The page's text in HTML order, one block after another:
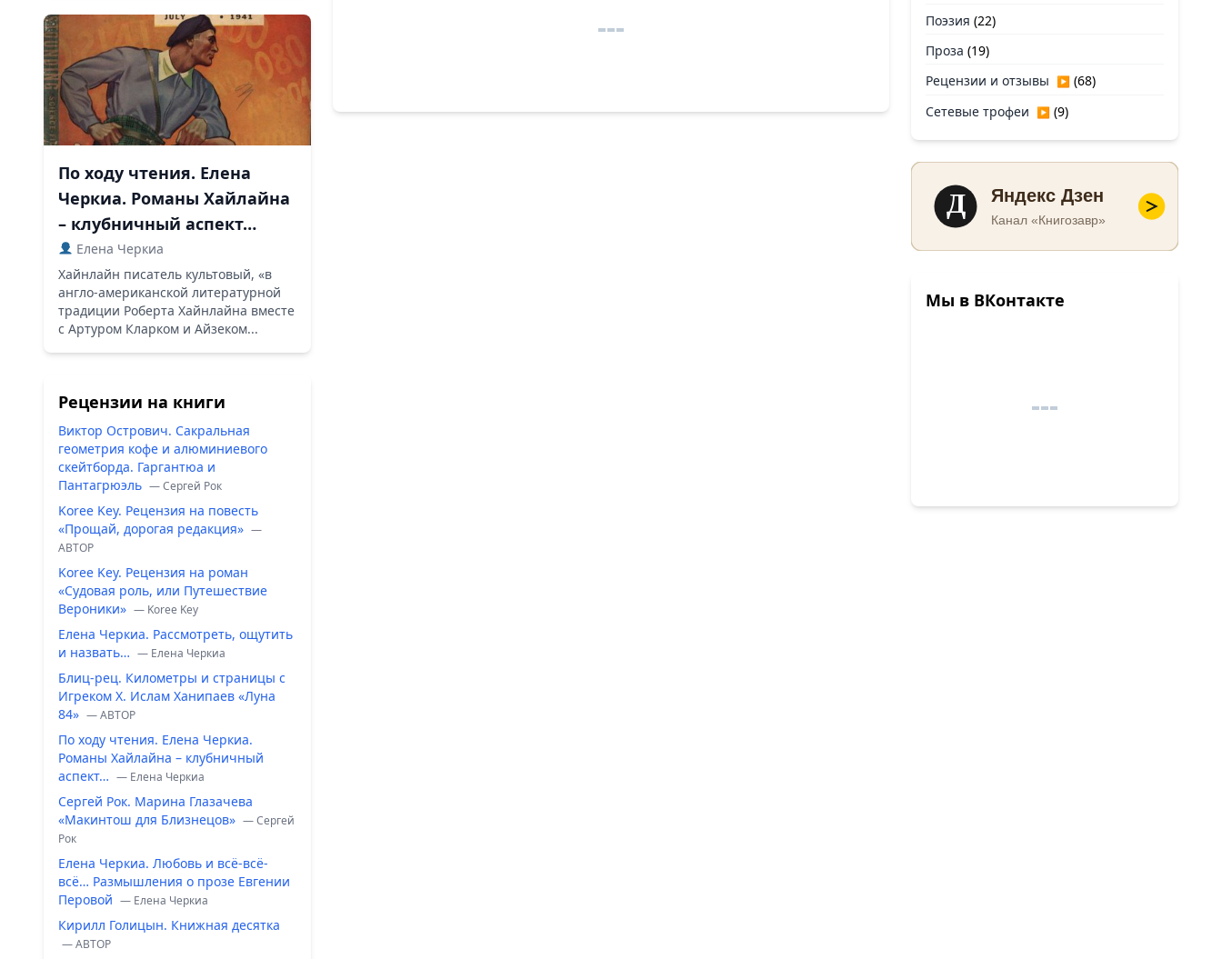
По ходу чтения. Елена
Черкиа. Романы Хайлайна
– клубничный аспект…
Елена Черкиа
Хайнлайн писатель культовый, «в
англо-американской литературной
традиции Роберта Хайнлайна вместе
с Артуром Кларком и Айзеком...
Рецензии на книги
Виктор Острович. Сакральная
геометрия кофе и алюминиевого
скейтборда. Гаргантюа и
Пантагрюэль — Сергей Рок
Koree Key. Рецензия на повесть
«Прощай, дорогая редакция» —
ABTOP
Koree Key. Рецензия на роман
«Судовая роль, или Путешествие
Вероники» — Koree Key
Елена Черкиа. Рассмотреть, ощутить
и назвать… — Елена Черкиа
Блиц-рец. Километры и страницы с
Игреком Х. Ислам Ханипаев «Луна
84» — ABTOP
По ходу чтения. Елена Черкиа.
Романы Хайлайна – клубничный
аспект… — Елена Черкиа
Сергей Рок. Марина Глазачева
«Макинтош для Близнецов» — Сергей
Рок
Елена Черкиа. Любовь и всё-всё-
всё… Размышления о прозе Евгении
Перовой — Елена Черкиа
Кирилл Голицын. Книжная десятка
— ABTOP
Поэзия (22)
Проза (19)
Рецензии и отзывы ▶ (68)
Сетевые трофеи ▶ (9)
Д Яндекс Дзен
Канал «Книгозавр»
Мы в ВКонтакте